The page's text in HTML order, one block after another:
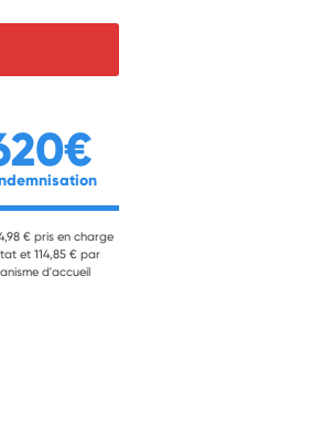
€ pris en charge
et 114,85 € par
d'accueil